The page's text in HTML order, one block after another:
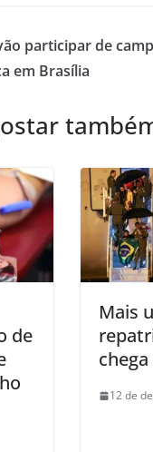
participar de
em Brasília
de
Mais
12 de